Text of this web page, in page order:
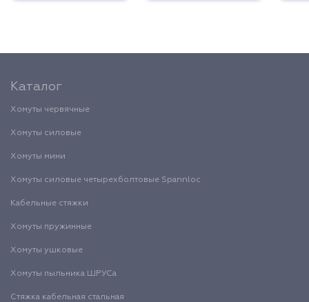
Каталог
Хомуты червячные
Хомуты силовые
Хомуты мини
Хомуты силовые четырехболтовые Spannloc
Кабельные стяжки
Хомуты пружинные
Хомуты ушковые
Хомуты пыльника ШРУСа
Стяжка кабельная стальная